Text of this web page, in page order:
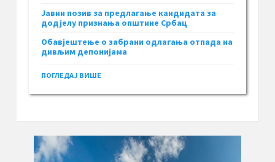
Јавни позив за предлагање кандидата за
додјелу признања општине Србац
Обавјештење о забрани одлагања отпада на
дивљим депонијама
ПОГЛЕДАЈ ВИШЕ